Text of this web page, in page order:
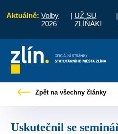
Aktuálně: Volby
2026
| UŽ SU
ZLÍŇÁK!
|
vyřídit Potřebuji
Zpět na všechny články
Uskutečnil se seminář k připravované